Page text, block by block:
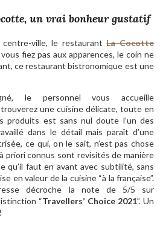
un vrai bonheur gustatif
ville, le restaurantLa Cocotte
fiez pas aux apparences, le coin ne
ce restaurant bistronomique est une
le personnel vous accueille
une cuisine délicate, toute en
produits est sans nul doute l’un des
dans le détail mais paraît d’une
ce qui, on le sait, n’est pas chose
priori connus sont revisités de manière
qu’il faut en avant avec subtilité, sans
en valeur de la cuisine “à la française”.
décroche la note de 5/5 sur
“Travellers’ Choice 2021”. Un